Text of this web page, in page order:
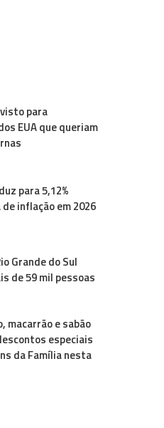
para
EUA que queriam
para 5,12%
inflação em 2026
Grande do Sul
de 59 mil pessoas
macarrão e sabão
especiais
da Família nesta